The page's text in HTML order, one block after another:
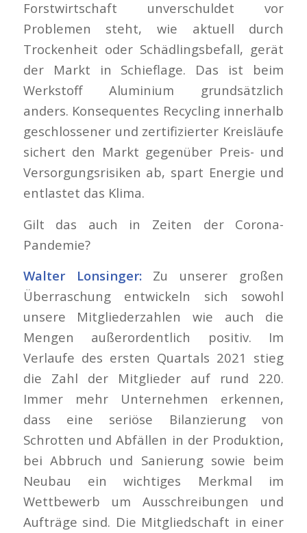
Forstwirtschaft unverschuldet vor
Problemen steht, wie aktuell durch
Trockenheit oder Schädlingsbefall, gerät
der Markt in Schieflage. Das ist beim
Werkstoff Aluminium grundsätzlich
anders. Konsequentes Recycling innerhalb
geschlossener und zertifizierter Kreisläufe
sichert den Markt gegenüber Preis- und
Versorgungsrisiken ab, spart Energie und
entlastet das Klima.
Gilt das auch in Zeiten der Corona-
Pandemie?
Walter Lonsinger:Zu unserer großen
Überraschung entwickeln sich sowohl
unsere Mitgliederzahlen wie auch die
Mengen außerordentlich positiv. Im
Verlaufe des ersten Quartals 2021 stieg
die Zahl der Mitglieder auf rund 220.
Immer mehr Unternehmen erkennen,
dass eine seriöse Bilanzierung von
Schrotten und Abfällen in der Produktion,
bei Abbruch und Sanierung sowie beim
Neubau ein wichtiges Merkmal im
Wettbewerb um Ausschreibungen und
Aufträge sind. Die Mitgliedschaft in einer